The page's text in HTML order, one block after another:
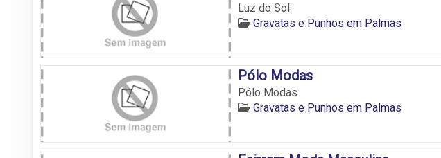
Luz do Sol
Gravatas e Punhos em Palmas
Pólo Modas
Pólo Modas
Gravatas e Punhos em Palmas